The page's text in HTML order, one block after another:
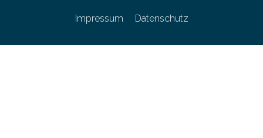
Impressum Datenschutz